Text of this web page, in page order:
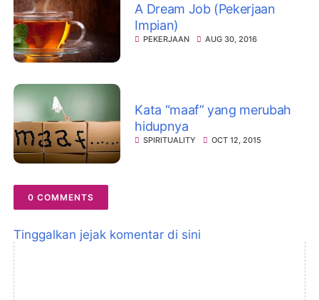
A Dream Job (Pekerjaan
Impian)
PEKERJAAN AUG 30, 2016
Kata “maaf” yang merubah
hidupnya
SPIRITUALITY OCT 12, 2015
0 COMMENTS
Tinggalkan jejak komentar di sini